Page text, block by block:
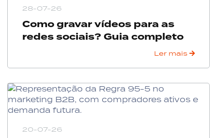
28-07-26
Como gravar vídeos para as
redes sociais? Guia completo
Ler mais
20-07-26